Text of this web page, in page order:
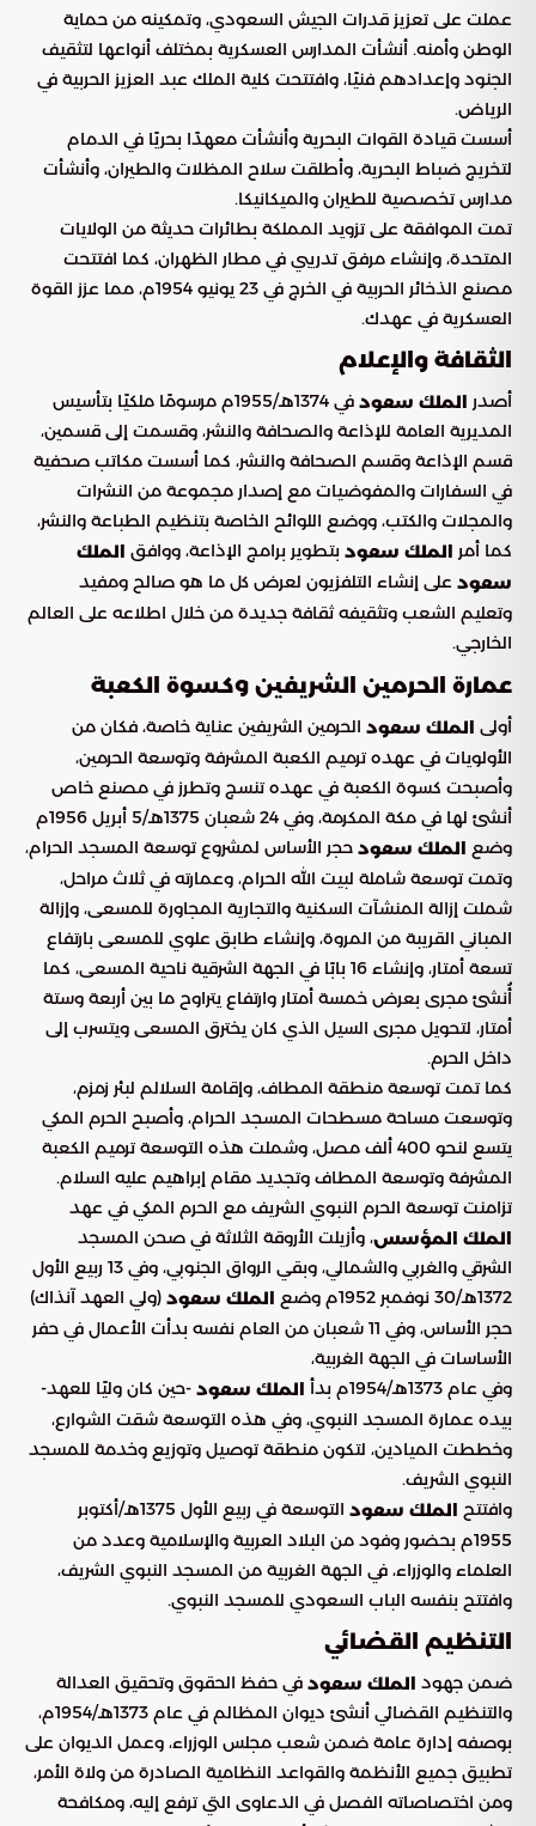
عملت على تعزيز قدرات الجيش السعودي، وتمكينه من حماية
الوطن وأمنه. أنشأت المدارس العسكرية بمختلف أنواعها لتثقيف
الجنود وإعدادهم فنيًا، وافتتحت كلية الملك عبد العزيز الحربية في
الرياض.
أسست قيادة القوات البحرية وأنشأت معهدًا بحريًا في الدمام
لتخريج ضباط البحرية، وأطلقت سلاح المظلات والطيران، وأنشأت
مدارس تخصصية للطيران والميكانيكا.
تمت الموافقة على تزويد المملكة بطائرات حديثة من الولايات
المتحدة، وإنشاء مرفق تدريبي في مطار الظهران، كما افتتحت
مصنع الذخائر الحربية في الخرج في 23 يونيو 1954م، مما عزز القوة
العسكرية في عهدك.
الثقافة والإعلام
أصدر الملك سعود
في 1374هـ/1955م مرسومًا ملكيًا بتأسيس
المديرية العامة للإذاعة والصحافة والنشر، وقسمت إلى قسمين،
قسم الإذاعة وقسم الصحافة والنشر، كما أسست مكاتب صحفية
في السفارات والمفوضيات مع إصدار مجموعة من النشرات
والمجلات والكتب، ووضع اللوائح الخاصة بتنظيم الطباعة والنشر،
كما أمر الملك سعود بتطوير برامج الإذاعة، ووافق الملك
سعود على إنشاء التلفزيون لعرض كل ما هو صالح ومفيد
وتعليم الشعب وتثقيفه ثقافة جديدة من خلال اطلاعه على العالم
الخارجي.
عمارة الحرمين الشريفين وكسوة الكعبة
أولى الملك سعود الحرمين الشريفين عناية خاصة، فكان من
الأولويات في عهده ترميم الكعبة المشرفة وتوسعة الحرمين،
وأصبحت كسوة الكعبة في عهده تنسج وتطرز في مصنع خاص
أنشئ لها في مكة المكرمة، وفي 24 شعبان 1375هـ/5 أبريل 1956م
وضع الملك سعود حجر الأساس لمشروع توسعة المسجد الحرام،
وتمت توسعة شاملة لبيت الله الحرام، وعمارته في ثلاث مراحل،
شملت إزالة المنشآت السكنية والتجارية المجاورة للمسعى، وإزالة
المباني القريبة من المروة، وإنشاء طابق علوي للمسعى بارتفاع
تسعة أمتار، وإنشاء 16 بابًا في الجهة الشرقية ناحية المسعى، كما
أُنشئ مجرى بعرض خمسة أمتار وارتفاع يتراوح ما بين أربعة وستة
أمتار، لتحويل مجرى السيل الذي كان يخترق المسعى ويتسرب إلى
داخل الحرم.
كما تمت توسعة منطقة المطاف، وإقامة السلالم لبئر زمزم،
وتوسعت مساحة مسطحات المسجد الحرام، وأصبح الحرم المكي
يتسع لنحو 400 ألف مصل، وشملت هذه التوسعة ترميم الكعبة
المشرفة وتوسعة المطاف وتجديد مقام إبراهيم عليه السلام.
تزامنت توسعة الحرم النبوي الشريف مع الحرم المكي في عهد
الملك المؤسس، وأزيلت الأروقة الثلاثة في صحن المسجد
الشرقي والغربي والشمالي، وبقي الرواق الجنوبي، وفي 13 ربيع الأول
1372هـ/30 نوفمبر 1952م وضع
الملك سعود (ولي العهد آنذاك)
حجر الأساس، وفي 11 شعبان من العام نفسه بدأت الأعمال في حفر
الأساسات في الجهة الغربية،
وفي عام 1373هـ/1954م بدأ
الملك سعود -حين كان وليًا للعهد-
بيده عمارة المسجد النبوي، وفي هذه التوسعة شقت الشوارع،
وخططت الميادين، لتكون منطقة توصيل وتوزيع وخدمة للمسجد
النبوي الشريف.
وافتتح الملك سعود
التوسعة في ربيع الأول 1375هـ/أكتوبر
1955م بحضور وفود من البلاد العربية والإسلامية وعدد من
العلماء والوزراء، في الجهة الغربية من المسجد النبوي الشريف،
وافتتح بنفسه الباب السعودي للمسجد النبوي.
التنظيم القضائي
ضمن جهود الملك سعود في حفظ الحقوق وتحقيق العدالة
والتنظيم القضائي أنشئ ديوان المظالم في عام 1373هـ/1954م،
بوصفه إدارة عامة ضمن شعب مجلس الوزراء، وعمل الديوان على
تطبيق جميع الأنظمة والقواعد النظامية الصادرة من ولاة الأمر،
ومن اختصاصاته الفصل في الدعاوى التي ترفع إليه، ومكافحة